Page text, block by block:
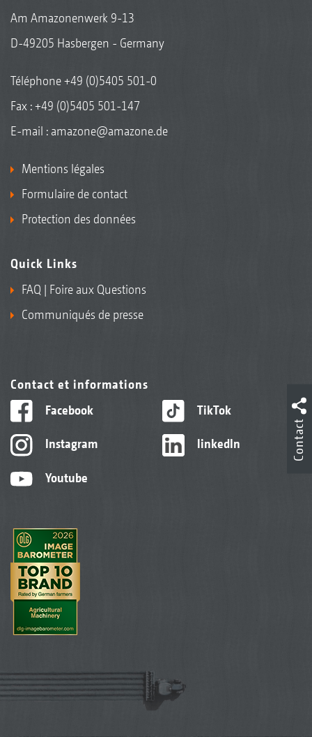
Am Amazonenwerk 9-13
D-49205 Hasbergen - Germany
Téléphone+49 (0)5405 501-0
Fax : +49 (0)5405 501-147
E-mail : amazone@amazone.de
Mentions légales
Formulaire de contact
Protection des données
Quick Links
FAQ | Foire aux Questions
Communiqués de presse
Contact et informations
Facebook
Instagram
Youtube
TikTok
linkedIn Contact